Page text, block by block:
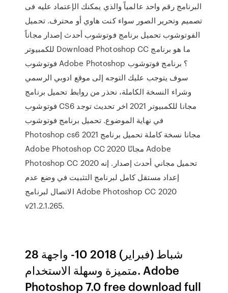
البرنامج رقم واحد عالمياً والذي يمكنك الإعتماد عليه فى
تصميم وتحرير الصور سواء كنت هاوي أو محترف. تحميل
الفوتوشوب تحميل برنامج فوتوشوب أحدث إصدار مجاناً
للكمبيوتر Download Photoshop CC ما هو برنامج
فوتوشوب Adobe Photoshop ؟ برنامج فوتوشوب
سوف يتوجب عليك التوجه إلى موقع ادوبي الرسمي
وشراء النسخة الكاملة، نحذر من روابط تحميل برنامج
فوتوشوب CS6 مجانا للكمبيوتر 2021 اخر تحديث توجد
في نهاية الموضوع. تحميل برنامج فوتوشوب
Photoshop cs6 2021 مجانا نسخة كاملة تحميل برنامج
Adobe Photoshop CC 2020 مجانًا Adobe
Photoshop CC 2020 تحميل مجاني أحدث إصدار. إنه
إعداد مستقل كامل لبرنامج التثبيت في وضع عدم
الاتصال لبرنامج Adobe Photoshop CC 2020
v21.2.1.265.
28 شباط (فبراير) 2018 10- واجهة
متميزة وسهلة الاستخدام. Adobe
Photoshop 7.0 free download full